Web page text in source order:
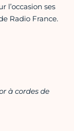
l’occasion ses
Radio France.
à cordes de